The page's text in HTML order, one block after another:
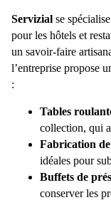
Servizial se
pour les hôtels et
un savoir-faire
l’entreprise propose
:
Tables
collection, qui
Fabrication
idéales pour
Buffets de
conserver les